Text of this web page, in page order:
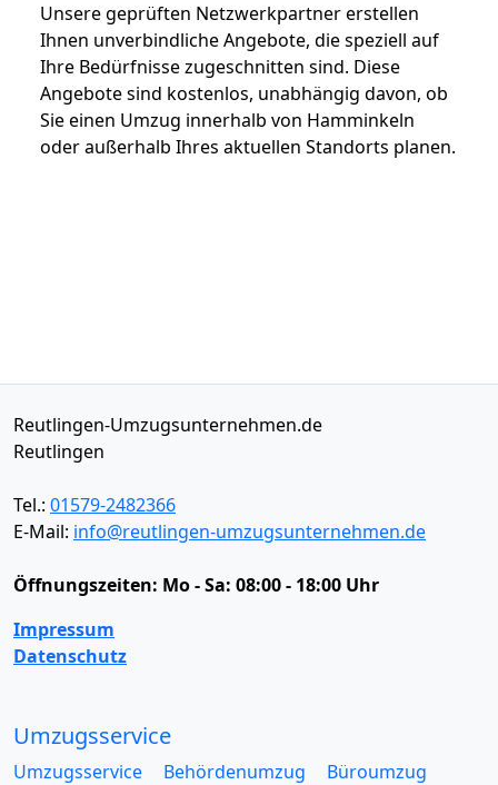
Unsere geprüften Netzwerkpartner erstellen
Ihnen unverbindliche Angebote, die speziell auf
Ihre Bedürfnisse zugeschnitten sind. Diese
Angebote sind kostenlos, unabhängig davon, ob
Sie einen Umzug innerhalb von Hamminkeln
oder außerhalb Ihres aktuellen Standorts planen.
Reutlingen-Umzugsunternehmen.de
Reutlingen
Tel.: 01579-2482366
E-Mail: info@reutlingen-umzugsunternehmen.de
Öffnungszeiten: Mo - Sa: 08:00 - 18:00 Uhr
Impressum
Datenschutz
Umzugsservice
Umzugsservice Behördenumzug
Büroumzug